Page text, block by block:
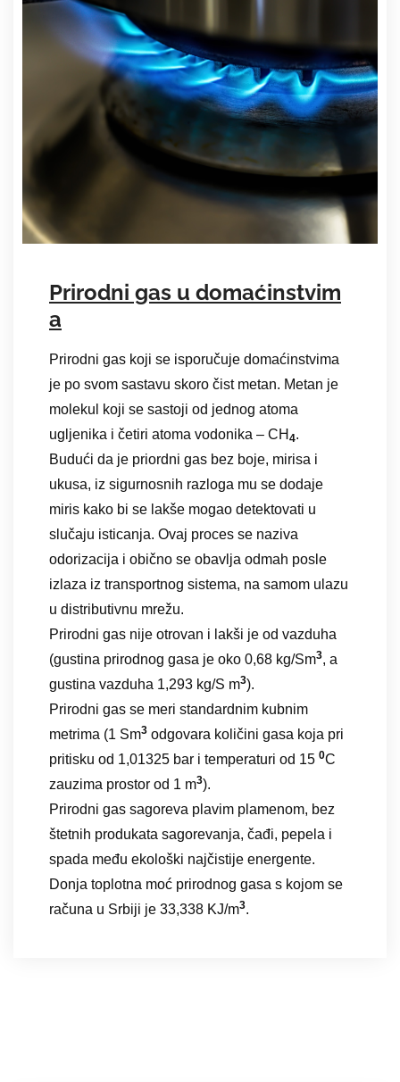
Prirodni gas u domaćinstvim
a
Prirodni gas koji se isporučuje domaćinstvima
je po svom sastavu skoro čist metan. Metan je
molekul koji se sastoji od jednog atoma
ugljenika i četiri atoma vodonika – CH 4.
Budući da je priordni gas bez boje, mirisa i
ukusa, iz sigurnosnih razloga mu se dodaje
miris kako bi se lakše mogao detektovati u
slučaju isticanja. Ovaj proces se naziva
odorizacija i obično se obavlja odmah posle
izlaza iz transportnog sistema, na samom ulazu
u distributivnu mrežu.
Prirodni gas nije otrovan i lakši je od vazduha
(gustina prirodnog gasa je oko 0,68 kg/Sm3, a
gustina vazduha 1,293 kg/S m3).
Prirodni gas se meri standardnim kubnim
metrima (1 Sm3 odgovara količini gasa koja pri
pritisku od 1,01325 bar i temperaturi od 15 0C
zauzima prostor od 1 m3).
Prirodni gas sagoreva plavim plamenom, bez
štetnih produkata sagorevanja, čađi, pepela i
spada među ekološki najčistije energente.
Donja toplotna moć prirodnog gasa s kojom se
računa u Srbiji je 33,338 KJ/m3.